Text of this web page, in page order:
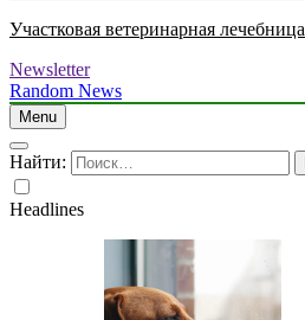
Участковая ветеринарная лечебница
Newsletter
Random News
Menu
Найти:
Headlines